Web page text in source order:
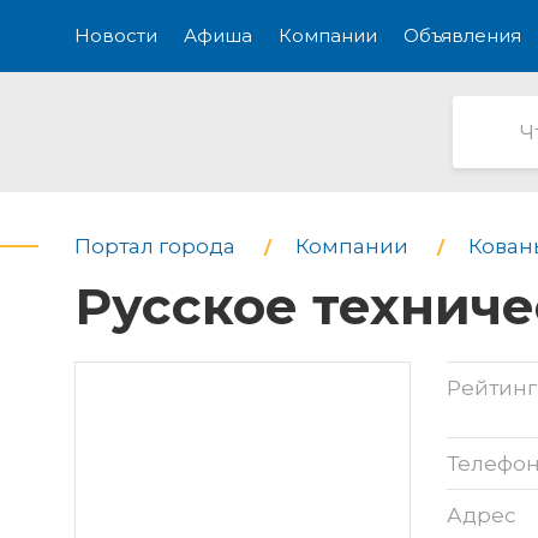
Новости Афиша Компании Объявления
Портал города Компании
Русское
Рейтинг
Телефон
Адрес